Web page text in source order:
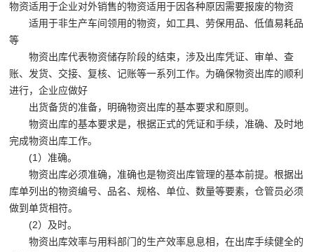
物资适用于企业对外销售的物资适用于因各种原因需要报废的物资
适用于非生产车间领用的物资，如工具、劳保用品、低值易耗品
等
物资出库代表物资储存阶段的结束，涉及出库凭证、审单、查
账、发货、交接、复核、记账等一系列工作。为确保物资出库的顺利
进行，企业应做好
出货备货的准备，明确物资出库的基本要求和原则。
物资出库的基本要求是，根据正式的凭证和手续，准确、及时地
完成物资出库工作。
(1）准确。
物资出库必须准确，准确也是物资出库管理的基本前提。根据出
库单列出的物资编号、品名、规格、单位、数量等要素，仓管员必须
做到单货相符。
(2）及时。
物资出库效率与用料部门的生产效率息息相，在出库手续健全的